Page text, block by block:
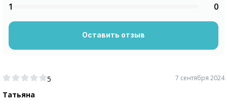
5
Татьяна
7 сентября 2024
1
0
Оставить отзыв